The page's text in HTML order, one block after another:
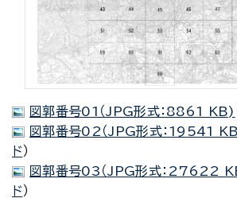
図郭番号01（JPG形式：8861 KB)
図郭番号02（JPG形式：19541
ド）
図郭番号03（JPG形式：27622
ド）